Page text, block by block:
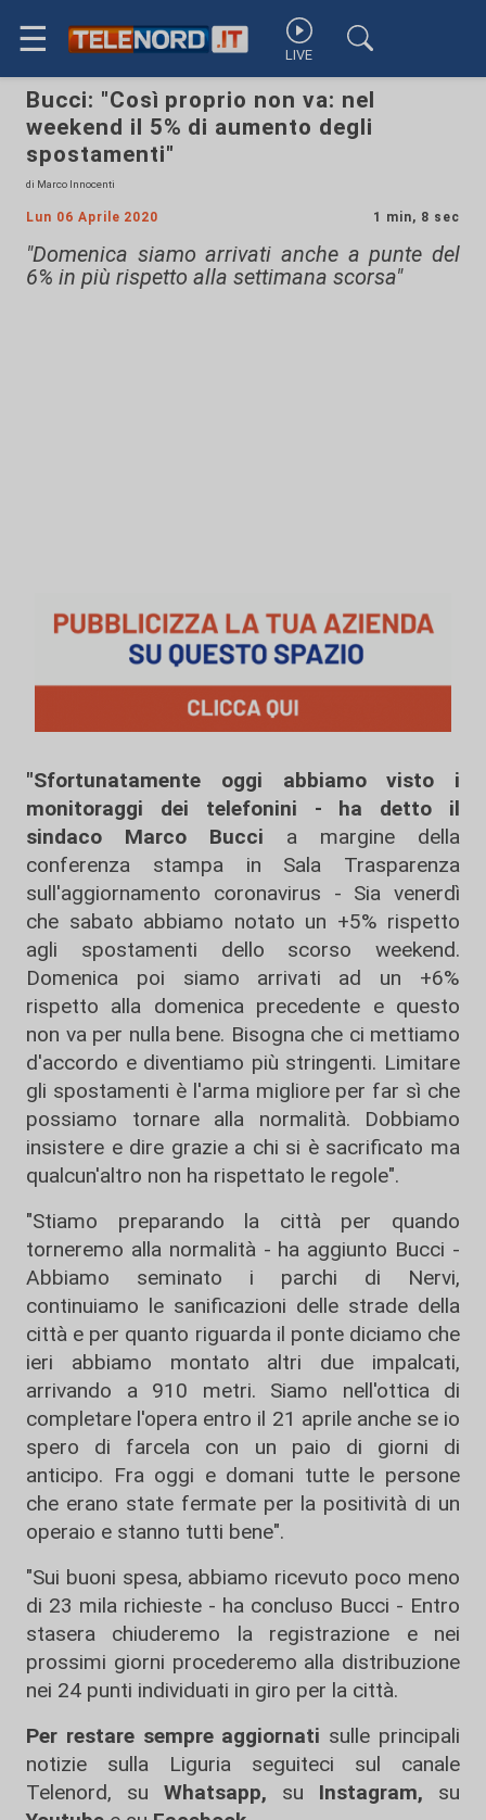
☰ LIVE
Bucci: "Così proprio non va: nel
weekend il 5% di aumento degli
spostamenti"
di Marco Innocenti
Lun 06 Aprile 2020 1 min, 8 sec
"Domenica siamo arrivati anche a punte del
6% in più rispetto alla settimana scorsa"
"Sfortunatamente oggi abbiamo visto i
monitoraggi dei telefonini - ha detto il
sindaco Marco Bucci a margine della
conferenza stampa in Sala Trasparenza
sull'aggiornamento coronavirus - Sia venerdì
che sabato abbiamo notato un +5% rispetto
agli spostamenti dello scorso weekend.
Domenica poi siamo arrivati ad un +6%
rispetto alla domenica precedente e questo
non va per nulla bene. Bisogna che ci mettiamo
d'accordo e diventiamo più stringenti. Limitare
gli spostamenti è l'arma migliore per far sì che
possiamo tornare alla normalità. Dobbiamo
insistere e dire grazie a chi si è sacrificato ma
qualcun'altro non ha rispettato le regole".
"Stiamo preparando la città per quando
torneremo alla normalità - ha aggiunto Bucci -
Abbiamo seminato i parchi di Nervi,
continuiamo le sanificazioni delle strade della
città e per quanto riguarda il ponte diciamo che
ieri abbiamo montato altri due impalcati,
arrivando a 910 metri. Siamo nell'ottica di
completare l'opera entro il 21 aprile anche se io
spero di farcela con un paio di giorni di
anticipo. Fra oggi e domani tutte le persone
che erano state fermate per la positività di un
operaio e stanno tutti bene".
"Sui buoni spesa, abbiamo ricevuto poco meno
di 23 mila richieste - ha concluso Bucci - Entro
stasera chiuderemo la registrazione e nei
prossimi giorni procederemo alla distribuzione
nei 24 punti individuati in giro per la città.
Per restare sempre aggiornati sulle principali
notizie sulla Liguria seguiteci sul canale
Telenord, su
Whatsapp, su Instagram, su